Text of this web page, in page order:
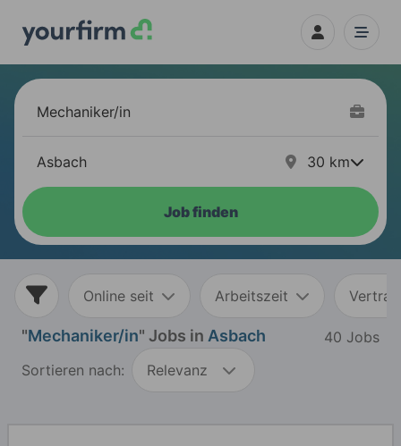
30 km
Job finden
Online seit Arbeitszeit
"Mechaniker/in" Jobs in Asbach
40 Jobs
Sortieren nach:
Relevanz